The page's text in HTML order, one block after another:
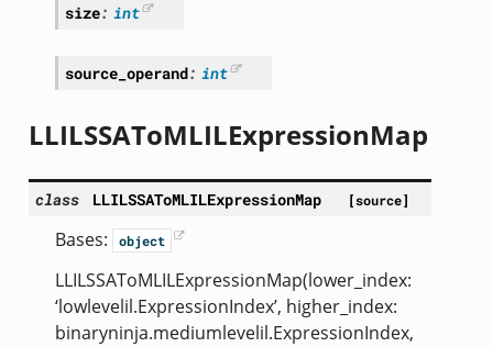
size: int
source_operand: int
LLILSSAToMLILExpressionMap
class LLILSSAToMLILExpressionMap [source]
Bases: object
LLILSSAToMLILExpressionMap(lower_index:
‘lowlevelil.ExpressionIndex’, higher_index:
binaryninja.mediumlevelil.ExpressionIndex,